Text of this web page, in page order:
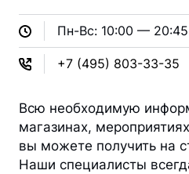
Пн-Вс: 10:00 — 20:45
+7 (495) 803-33-35
Всю необходимую
магазинах,
вы можете получить на
Наши специалисты